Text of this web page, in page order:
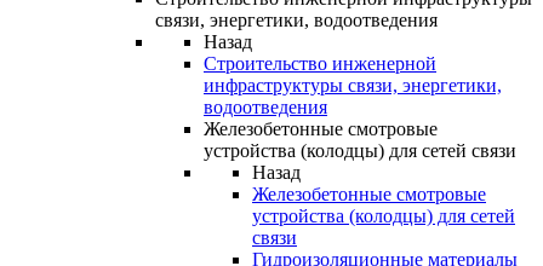
связи, энергетики, водоотведения
Назад
Строительство инженерной
инфраструктуры связи, энергетики,
водоотведения
Железобетонные смотровые
устройства (колодцы) для сетей связи
Назад
Железобетонные смотровые
устройства (колодцы) для сетей
связи
Гидроизоляционные материалы